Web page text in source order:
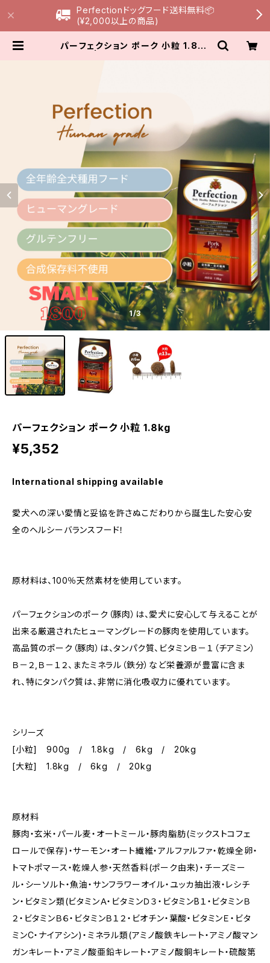
Perfectionドッグフード送料無料📦
(¥2,000以上の商品)
パーフェクション ポーク 小粒 1.8kg
1/3
パーフェクション ポーク 小粒 1.8kg
¥5,352
International shipping available
愛犬への深い愛情と妥協を許さぬこだわりから誕生した安心安
全のヘルシーバランスフード！
原材料は、100％天然素材を使用しています。
パーフェクションのポーク（豚肉）は、愛犬に安心して与えることが
出来る厳選されたヒューマングレードの豚肉を使用しています。
高品質のポーク（豚肉）は、タンパク質、ビタミンＢ－１（チアミン）
Ｂ－２,Ｂ－１２、またミネラル（鉄分）など栄養源が豊富に含ま
れ、特にタンパク質は、非常に消化吸収力に優れています。
シリーズ
[小粒] 900g / 1.8kg / 6kg / 20kg
[大粒] 1.8kg / 6kg / 20kg
原材料
豚肉・玄米・パール麦・オートミール・豚肉脂肪(ミックストコフェ
ロールで保存)・サーモン・オート繊維・アルファルファ・乾燥全卵・
トマトポマース・乾燥人参・天然香料(ポーク由来)・チーズミー
ル・シーソルト・魚油・サンフラワーオイル・ユッカ抽出液・レシチ
ン・ビタミン類(ビタミンＡ・ビタミンＤ３・ビタミンB１・ビタミンＢ
２・ビタミンＢ６・ビタミンＢ１２・ビオチン・葉酸・ビタミンＥ・ビタ
ミンC・ナイアシン)・ミネラル類(アミノ酸鉄キレート・アミノ酸マン
ガンキレート・アミノ酸亜鉛キレート・アミノ酸銅キレート・硫酸第